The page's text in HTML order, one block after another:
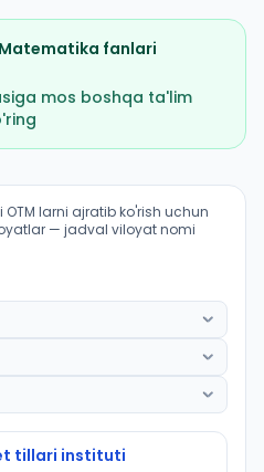
Matematika fanlari
mos boshqa ta'lim
OTM lar bo'yicha kirish
larni ajratib ko'rish uchun
— jadval viloyat nomi
tillari instituti